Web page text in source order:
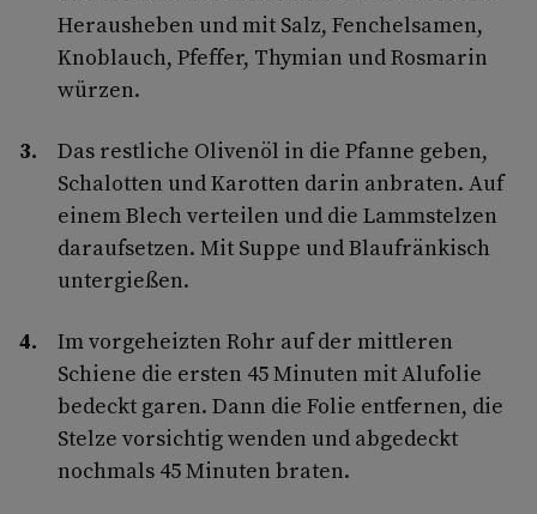
Herausheben und mit Salz, Fenchelsamen,
Knoblauch, Pfeffer, Thymian und Rosmarin
würzen.
Das restliche Olivenöl in die Pfanne geben,
Schalotten und Karotten darin anbraten. Auf
einem Blech verteilen und die Lammstelzen
daraufsetzen. Mit Suppe und Blaufränkisch
untergießen.
Im vorgeheizten Rohr auf der mittleren
Schiene die ersten 45 Minuten mit Alufolie
bedeckt garen. Dann die Folie entfernen, die
Stelze vorsichtig wenden und abgedeckt
nochmals 45 Minuten braten.